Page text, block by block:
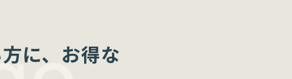
に、お得な